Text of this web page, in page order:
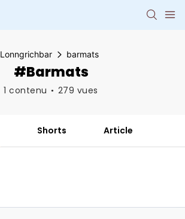
Lonngrichbar barmats
#barmats
1 contenu 279 vues
Shorts Article